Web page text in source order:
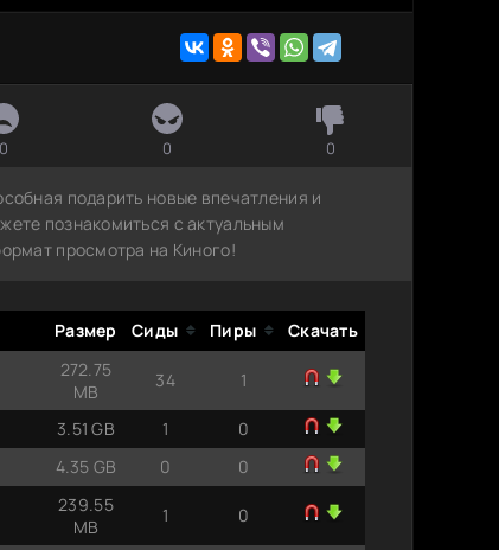
0 0 0
подарить новые впечатления и
познакомиться с актуальным
просмотра на Киного!
Размер Сиды Пиры Скачать
272.75
MB
34 1
3.51 GB 1
0
4.35 GB 0 0
239.55
MB
1 0